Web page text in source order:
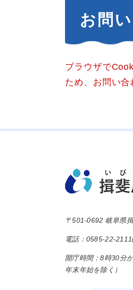
お問
ブラウザで
ため、お問い合
〒501-0692 岐阜県
電話：0585-22-
開庁時間：8時30分
年末年始を除く）